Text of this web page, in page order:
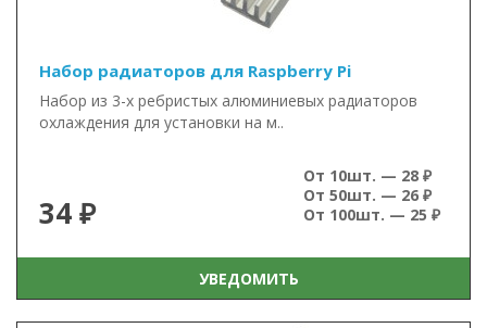
Набор радиаторов для Raspberry Pi
Набор из 3-х ребристых алюминиевых радиаторов
охлаждения для установки на м..
34 ₽
От 10шт. — 28 ₽
От 50шт. — 26 ₽
От 100шт. — 25 ₽
УВЕДОМИТЬ